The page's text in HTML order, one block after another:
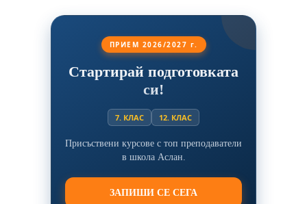
ПРИЕМ 2026/2027 г.
Стартирай подготовката
си!
7. КЛАС 12. КЛАС
Присъствени курсове с топ преподаватели
в школа Аслан.
ЗАПИШИ СЕ СЕГА